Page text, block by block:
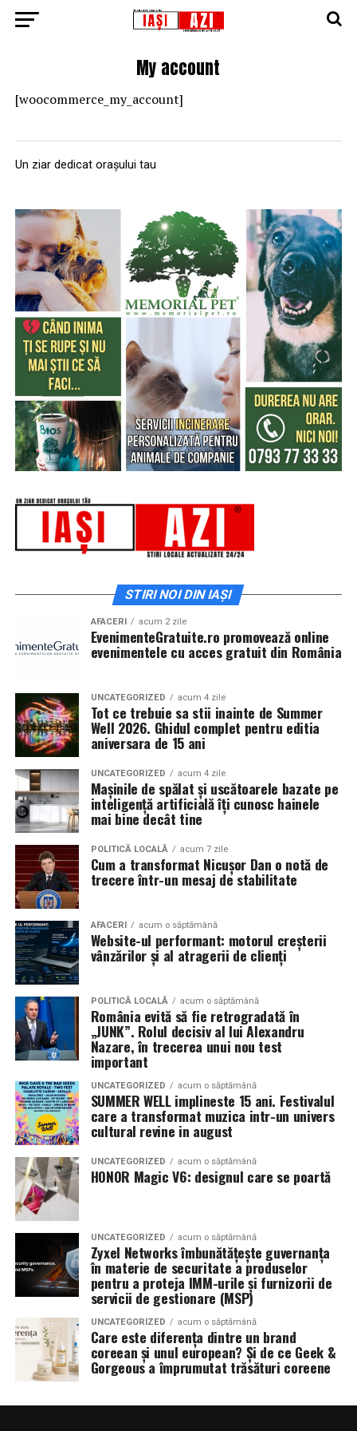
My account
[woocommerce_my_account]
Un ziar dedicat orașului tau
STIRI NOI DIN IAȘI
AFACERI acum 2 zile
EvenimenteGratuite.ro promovează online
evenimentele cu acces gratuit din România
UNCATEGORIZED acum 4 zile
Tot ce trebuie sa stii inainte de Summer
Well 2026. Ghidul complet pentru editia
aniversara de 15 ani
UNCATEGORIZED acum 4 zile
Mașinile de spălat și uscătoarele bazate pe
inteligență artificială îți cunosc hainele
mai bine decât tine
POLITICĂ LOCALĂ acum 7 zile
Cum a transformat Nicușor Dan o notă de
trecere într-un mesaj de stabilitate
AFACERI acum o săptămână
Website-ul performant: motorul creșterii
vânzărilor și al atragerii de clienți
POLITICĂ LOCALĂ acum o săptămână
România evită să fie retrogradată în
„JUNK”. Rolul decisiv al lui Alexandru
Nazare, în trecerea unui nou test
important
UNCATEGORIZED acum o săptămână
SUMMER WELL implineste 15 ani. Festivalul
care a transformat muzica intr-un univers
cultural revine in august
UNCATEGORIZED acum o săptămână
HONOR Magic V6: designul care se poartă
UNCATEGORIZED acum o săptămână
Zyxel Networks îmbunătățește guvernanța
în materie de securitate a produselor
pentru a proteja IMM-urile și furnizorii de
servicii de gestionare (MSP)
UNCATEGORIZED acum o săptămână
Care este diferența dintre un brand
coreean și unul european? Și de ce Geek &
Gorgeous a împrumutat trăsături coreene